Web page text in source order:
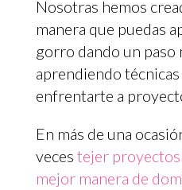
Nosotras hemos
manera que puedas
gorro dando un paso
aprendiendo
enfrentarte a
En más de una
veces tejer proyectos
mejor manera de